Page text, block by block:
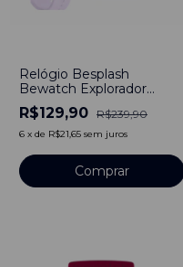
Relógio Besplash
Bewatch Explorador
Sideral
R$129,90 R$239,90
6 x de R$21,65 sem juros